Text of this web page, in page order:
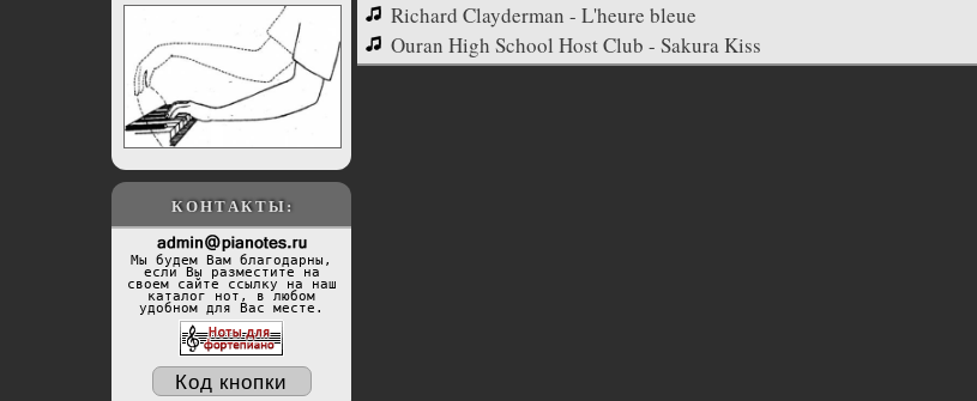
КОНТАКТЫ:
Мы будем Вам благодарны,
если Вы разместите на
своем сайте ссылку на наш
каталог нот, в любом
удобном для Вас месте.
Код кнопки
Richard Clayderman - L'heure bleue
Ouran High School Host Club - Sakura Kiss